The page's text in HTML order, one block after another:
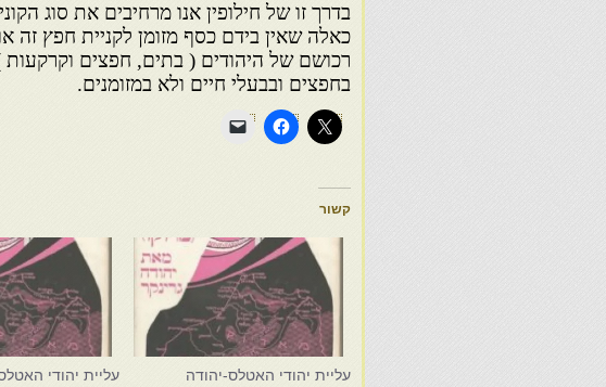
בדרך זו של חילופין אנו מרחיבים את סוג
כאלה שאין בידם כסף מזומן לקניית חפץ זה
רכושם של היהודים ( בתים, חפצים
בחפצים ובבעלי חיים ולא במזומנים.
קשור
עליית יהודי האטלס-יהודה
עליית יהודי